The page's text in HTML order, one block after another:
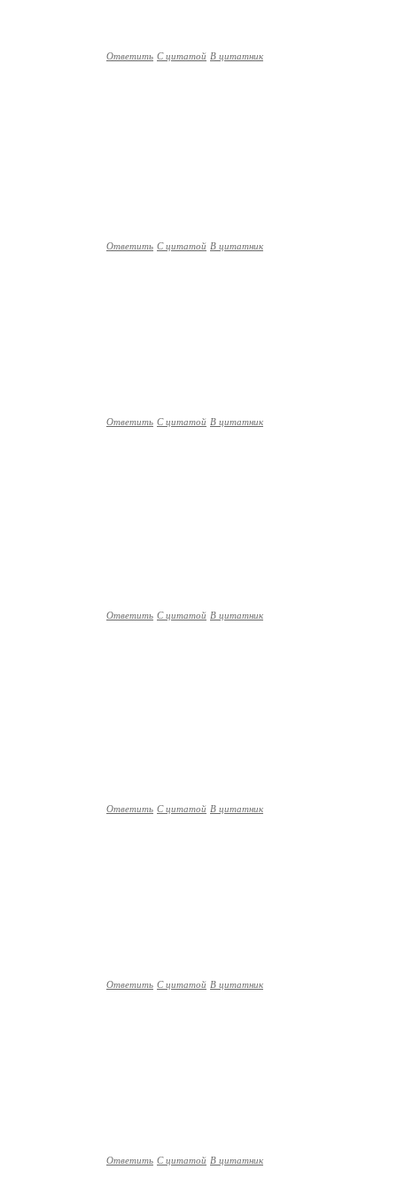
Ответить С цитатой В цитатник
Ответить С цитатой В цитатник
Ответить С цитатой В цитатник
Ответить С цитатой В цитатник
Ответить С цитатой В цитатник
Ответить С цитатой В цитатник
Ответить С цитатой В цитатник